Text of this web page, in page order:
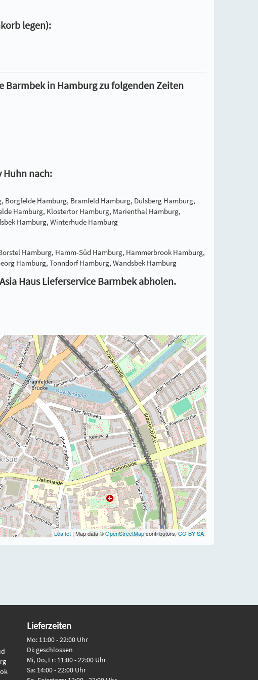
legen):
Barmbek in Hamburg zu folgenden Zeiten
Huhn nach:
Hamburg, Bramfeld Hamburg, Dulsberg Hamburg,
Hamburg, Klostertor Hamburg, Marienthal Hamburg,
Hamburg, Winterhude Hamburg
Hamburg, Hamm-Süd Hamburg, Hammerbrook Hamburg,
Hamburg, Tonndorf Hamburg, Wandsbek Hamburg
Haus Lieferservice Barmbek abholen.
Leaflet | Map data ©OpenStreetMapcontributors,CC-BY-SA
Lieferzeiten
Mo: 11:00 - 22:00 Uhr
Di: geschlossen
Mi, Do, Fr: 11:00 - 22:00 Uhr
Sa: 14:00 - 22:00 Uhr